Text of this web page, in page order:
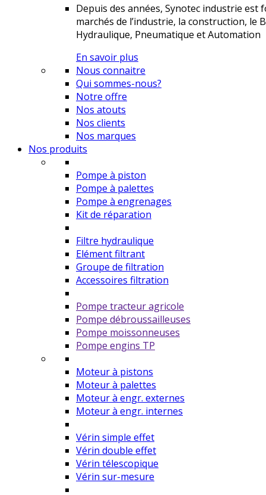
Depuis des années, Synotec industrie
marchés de l’industrie, la construction, le
Hydraulique, Pneumatique et Automation
En savoir plus
Nous connaitre
Qui sommes-nous?
Notre offre
Nos atouts
Nos clients
Nos marques
Nos produits
Pompe à piston
Pompe à palettes
Pompe à engrenages
Kit de réparation
Filtre hydraulique
Elément filtrant
Groupe de filtration
Accessoires filtration
Pompe tracteur agricole
Pompe débroussailleuses
Pompe moissonneuses
Pompe engins TP
Moteur à pistons
Moteur à palettes
Moteur à engr. externes
Moteur à engr. internes
Vérin simple effet
Vérin double effet
Vérin télescopique
Vérin sur-mesure